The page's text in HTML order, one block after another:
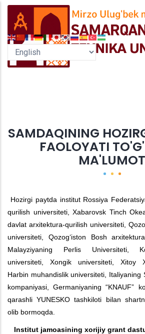
Skip
main
content
SAMDAQINING
FAOLOYATI
MA'LUMOT
Hozirgi paytda institut Rossiya
qurilish universiteti, Xabarovsk Tinch
davlat arxitektura-qurilish universiteti,
universiteti, Qozog‘iston Bosh
Malayziyaning Perlis Universiteti,
universiteti, Xongik universiteti, Xitoy
Harbin muhandislik universiteti, Italiyaning
kompaniyasi, Germaniyaning “KNAUF”
qarashli YUNESKO tashkiloti bilan
olib bormoqda.
Institut jamoasining xorijiy grant